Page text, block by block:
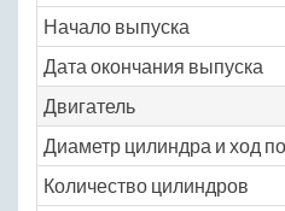
Начало выпуска
Дата окончания выпуска
Двигатель
Диаметр цилиндра и ход
Количество цилиндров